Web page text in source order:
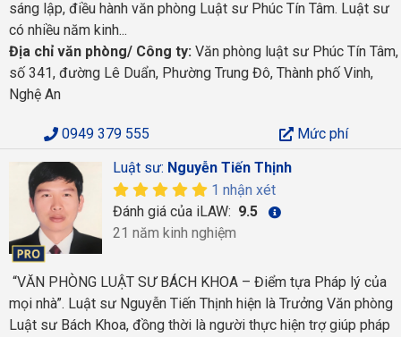
sáng lập, điều hành văn phòng Luật sư Phúc Tín Tâm. Luật sư
có nhiều năm kinh...
Địa chỉ văn phòng/ Công ty: Văn phòng luật sư Phúc Tín Tâm,
số 341, đường Lê Duẩn, Phường Trung Đô, Thành phố Vinh,
Nghệ An
0949 379 555
Mức phí
Luật sư: Nguyễn Tiến Thịnh
1 nhận xét
Đánh giá của iLAW: 9.5
21 năm kinh nghiệm
“VĂN PHÒNG LUẬT SƯ BÁCH KHOA – Điểm tựa Pháp lý của
mọi nhà”. Luật sư Nguyễn Tiến Thịnh hiện là Trưởng Văn phòng
Luật sư Bách Khoa, đồng thời là người thực hiện trợ giúp pháp